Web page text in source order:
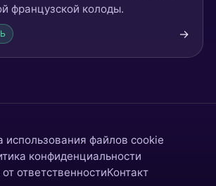
французской колоды.
→
использования файлов cookie
конфиденциальности
ответственностиКонтакт